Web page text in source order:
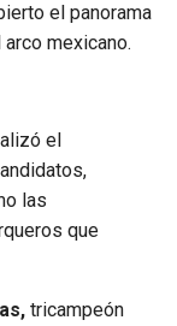
el panorama
mexicano.
el
las
que
tricampeón